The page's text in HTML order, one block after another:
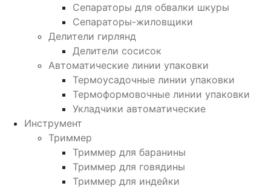
Сепараторы для обвалки шкуры
Сепараторы-жиловщики
Делители гирлянд
Делители сосисок
Автоматические линии упаковки
Термоусадочные линии упаковки
Термоформовочные линии упаковки
Укладчики автоматические
Инструмент
Триммер
Триммер для баранины
Триммер для говядины
Триммер для индейки